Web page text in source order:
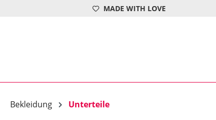
Zur Hauptnavigation springen
MADE WITH LOVE
Bekleidung Unterteile